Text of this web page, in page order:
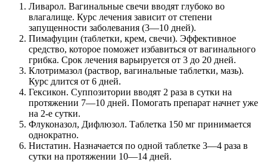
Ливарол. Вагинальные свечи вводят глубоко во
влагалище. Курс лечения зависит от степени
запущенности заболевания (3—10 дней).
Пимафуцин (таблетки, крем, свечи). Эффективное
средство, которое поможет избавиться от вагинального
грибка. Срок лечения варьируется от 3 до 20 дней.
Клотримазол (раствор, вагинальные таблетки, мазь).
Курс длится от 6 дней.
Гексикон. Суппозитории вводят 2 раза в сутки на
протяжении 7—10 дней. Помогать препарат начнет уже
на 2-е сутки.
Флуконазол, Дифлюзол. Таблетка 150 мг принимается
однократно.
Нистатин. Назначается по одной таблетке 3—4 раза в
сутки на протяжении 10—14 дней.